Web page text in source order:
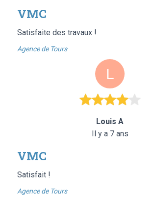
VMC
Satisfaite des travaux !
Agence de Tours
Louis A
Il y a 7 ans
VMC
Satisfait !
Agence de Tours